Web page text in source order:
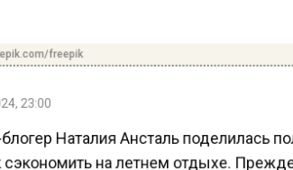
freepik
23:00
Наталия Ансталь поделилась
сэкономить на летнем отдыхе.